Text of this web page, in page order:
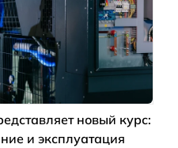
новый курс:
и эксплуатация